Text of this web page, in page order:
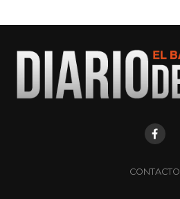
CONTACTO